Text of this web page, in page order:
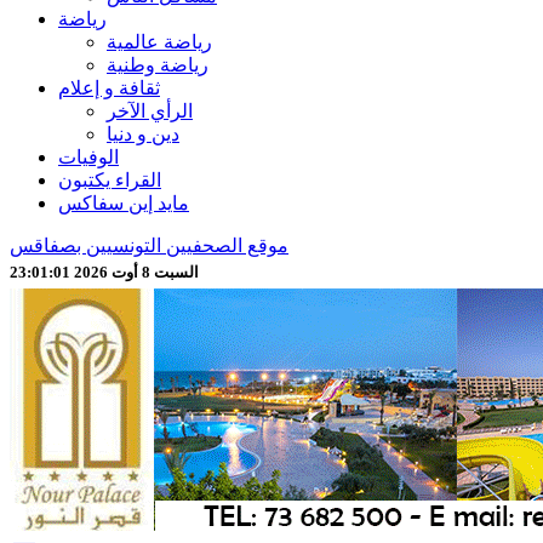
رياضة
رياضة عالمية
رياضة وطنية
ثقافة و إعلام
الرأي الآخر
دين و دنيا
الوفيات
القراء يكتبون
مايد إين سفاكس
موقع الصحفيين التونسيين بصفاقس
السبت 8 أوت 2026 23:01:04